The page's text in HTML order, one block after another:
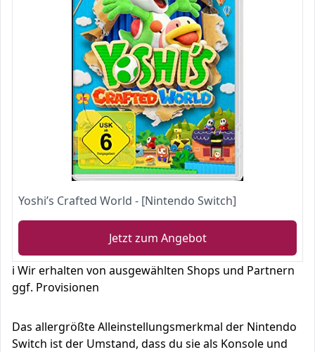
Yoshi’s Crafted World - [Nintendo Switch]
Jetzt zum Angebot
ℹ️ Wir erhalten von ausgewählten Shops und Partnern
ggf. Provisionen
Das allergrößte Alleinstellungsmerkmal der Nintendo
Switch ist der Umstand, dass du sie als Konsole und